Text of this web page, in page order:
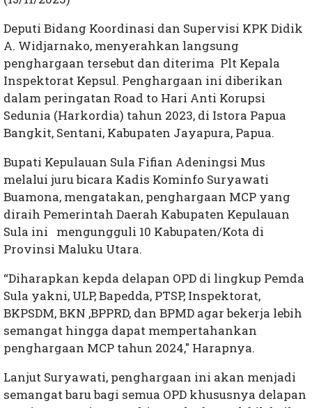
Deputi Bidang Koordinasi dan Supervisi KPK Didik
A. Widjarnako, menyerahkan langsung
penghargaan tersebut dan diterima Plt Kepala
Inspektorat Kepsul. Penghargaan ini diberikan
dalam peringatan Road to Hari Anti Korupsi
Sedunia (Harkordia) tahun 2023, di Istora Papua
Bangkit, Sentani, Kabupaten Jayapura, Papua.
Bupati Kepulauan Sula Fifian Adeningsi Mus
melalui juru bicara Kadis Kominfo Suryawati
Buamona, mengatakan, penghargaan MCP yang
diraih Pemerintah Daerah Kabupaten Kepulauan
Sula ini mengungguli 10 Kabupaten/Kota di
Provinsi Maluku Utara.
“Diharapkan kepda delapan OPD di lingkup Pemda
Sula yakni, ULP, Bapedda, PTSP, Inspektorat,
BKPSDM, BKN ,BPPRD, dan BPMD agar bekerja lebih
semangat hingga dapat mempertahankan
penghargaan MCP tahun 2024," Harapnya.
Lanjut Suryawati, penghargaan ini akan menjadi
semangat baru bagi semua OPD khususnya delapan